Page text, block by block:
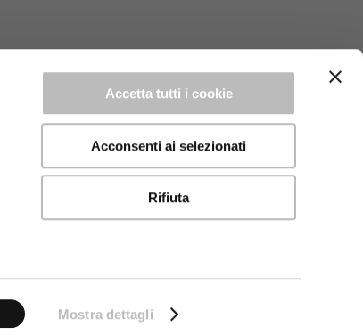
Mostra dettagli
Accetta tutti i cookie
Acconsenti ai selezionati
Rifiuta